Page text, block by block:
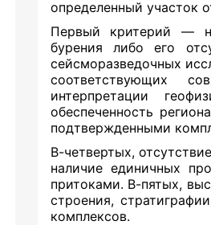
определенный участок
Первый критерий —
бурения либо его
сейсморазведочных
соответствующих
интерпретации
обеспеченность
подтвержденными
В-четвертых,
наличие единичных
притоками. В-пятых,
строения,
комплексов.